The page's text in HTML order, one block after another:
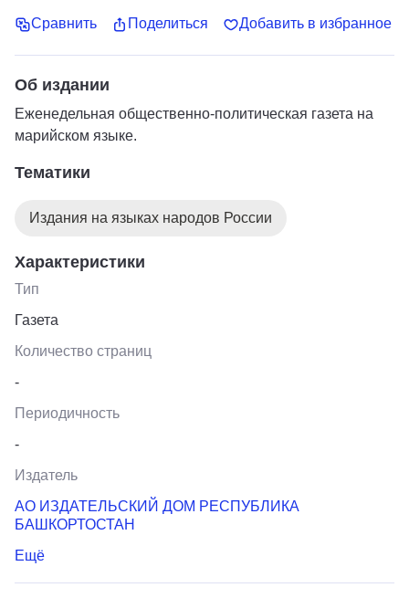
Сравнить Поделиться Добавить в избранное
Об издании
Еженедельная общественно-политическая газета на
марийском языке.
Тематики
Издания на языках народов России
Характеристики
Тип
Газета
Количество страниц
-
Периодичность
-
Издатель
АО ИЗДАТЕЛЬСКИЙ ДОМ РЕСПУБЛИКА
БАШКОРТОСТАН
Ещё